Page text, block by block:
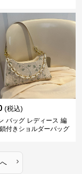
(税込)
バッグ レディース 編
付きショルダーバッグ
›